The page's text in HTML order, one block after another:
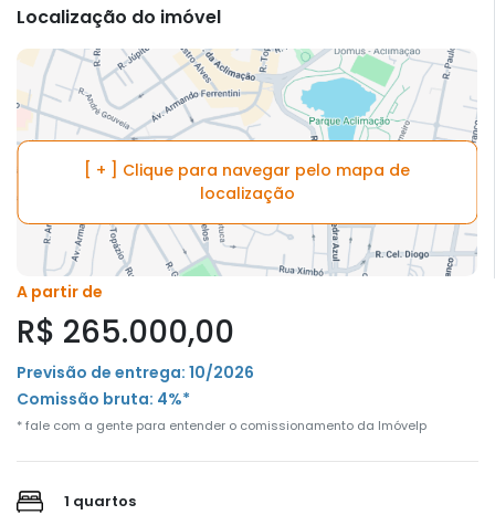
Localização do imóvel
[ + ] Clique para navegar pelo mapa de
localização
A partir de
R$ 265.000,00
Previsão de entrega: 10/2026
Comissão bruta: 4%*
* fale com a gente para entender o comissionamento da Imóvelp
1 quartos